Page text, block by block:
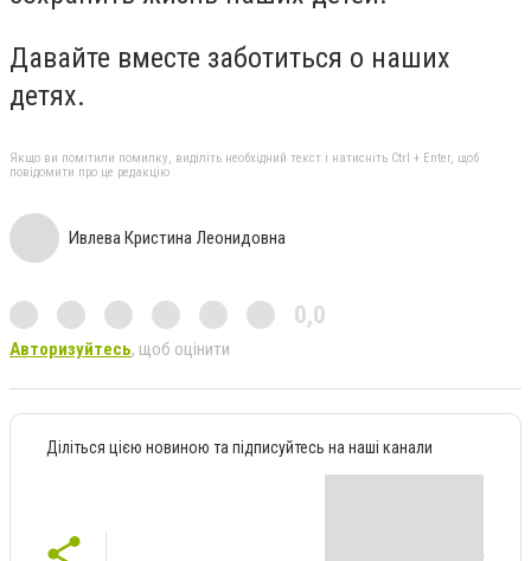
Давайте вместе заботиться о наших
детях.
Якщо ви помітили помилку, виділіть необхідний текст і натисніть Ctrl + Enter, щоб
повідомити про це редакцію
Ивлева Кристина Леонидовна
0,0
Авторизуйтесь, щоб оцінити
Діліться цією новиною та підписуйтесь на наші канали